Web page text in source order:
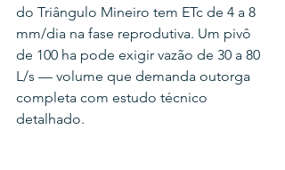
do Triângulo Mineiro tem ETc de 4 a 8
mm/dia na fase reprodutiva. Um pivô
de 100 ha pode exigir vazão de 30 a 80
L/s — volume que demanda outorga
completa com estudo técnico
detalhado.